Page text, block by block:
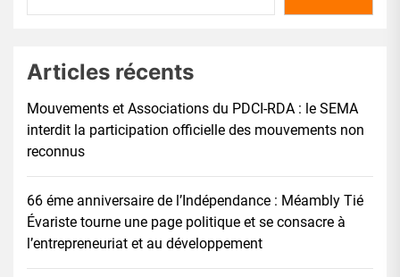
Articles récents
Mouvements et Associations du PDCI-RDA : le SEMA
interdit la participation officielle des mouvements non
reconnus
66 éme anniversaire de l’Indépendance : Méambly Tié
Évariste tourne une page politique et se consacre à
l’entrepreneuriat et au développement